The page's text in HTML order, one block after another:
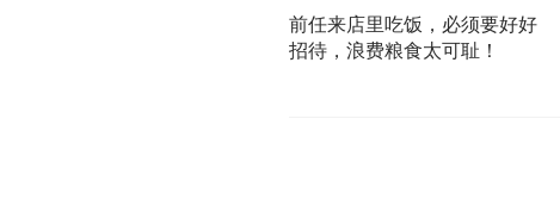
前任来店里吃饭，必须要好好
招待，浪费粮食太可耻！